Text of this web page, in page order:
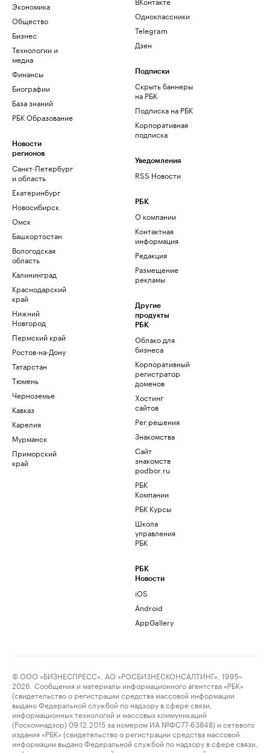
Экономика
Общество
Бизнес
Технологии и
медиа
Финансы
Биографии
База знаний
РБК Образование
Новости
регионов
Санкт-Петербург
и область
Екатеринбург
Новосибирск
Омск
Башкортостан
Вологодская
область
Калининград
Краснодарский
край
Нижний
Новгород
Пермский край
Ростов-на-Дону
Татарстан
Тюмень
Черноземье
Кавказ
Карелия
Мурманск
Приморский
край
Одноклассники
Telegram
Дзен
Подписки
Скрыть баннеры
на РБК
Подписка на РБК
Корпоративная
подписка
Уведомления
RSS Новости
РБК
О компании
Контактная
информация
Редакция
Размещение
рекламы
Другие
продукты
РБК
Облако для
бизнеса
Корпоративный
регистратор
доменов
Хостинг
сайтов
Рег.решения
Знакомства
Сайт
знакомств
podbor.ru
РБК
Компании
РБК Курсы
Школа
управления
РБК
РБК
Новости
iOS
Android
AppGallery
© ООО «БИЗНЕСПРЕСС», АО «РОСБИЗНЕСКОНСАЛТИНГ», 1995–
2026. Сообщения и материалы информационного агентства «РБК»
(свидетельство о регистрации средства массовой информации
выдано Федеральной службой по надзору в сфере связи,
информационных технологий и массовых коммуникаций
(Роскомнадзор) 09.12.2015 за номером ИА №ФС77-63848) и сетевого
издания «РБК» (свидетельство о регистрации средства массовой
информации выдано Федеральной службой по надзору в сфере связи,